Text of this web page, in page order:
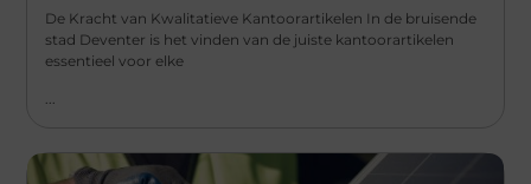
De Kracht van Kwalitatieve Kantoorartikelen In de bruisende
stad Deventer is het vinden van de juiste kantoorartikelen
essentieel voor elke
...